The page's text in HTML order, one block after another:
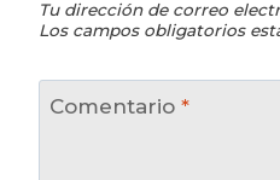
Tu dirección de correo
Los campos obligatorios
Comentario *